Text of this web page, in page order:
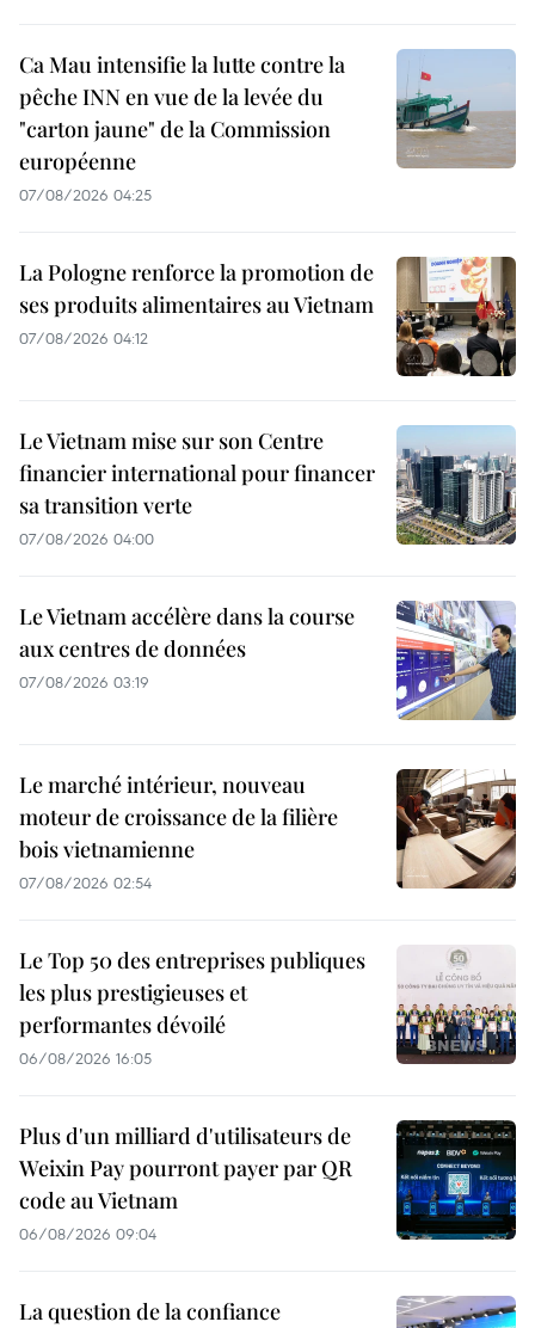
Ca Mau intensifie la lutte contre la
pêche INN en vue de la levée du
"carton jaune" de la Commission
européenne
07/08/2026 04:25
La Pologne renforce la promotion de
ses produits alimentaires au Vietnam
07/08/2026 04:12
Le Vietnam mise sur son Centre
financier international pour financer
sa transition verte
07/08/2026 04:00
Le Vietnam accélère dans la course
aux centres de données
07/08/2026 03:19
Le marché intérieur, nouveau
moteur de croissance de la filière
bois vietnamienne
07/08/2026 02:54
Le Top 50 des entreprises publiques
les plus prestigieuses et
performantes dévoilé
06/08/2026 16:05
Plus d'un milliard d'utilisateurs de
Weixin Pay pourront payer par QR
code au Vietnam
06/08/2026 09:04
La question de la confiance